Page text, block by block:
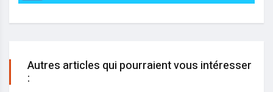
Autres articles qui pourraient vous intéresser
: